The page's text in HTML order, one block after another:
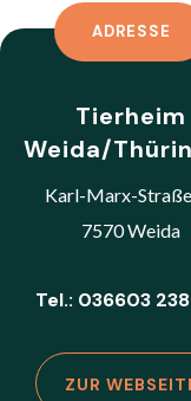
ADRESSE
Tierheim
Weida/
Karl-Marx-
7570 Weida
Tel.: 036603
ZUR